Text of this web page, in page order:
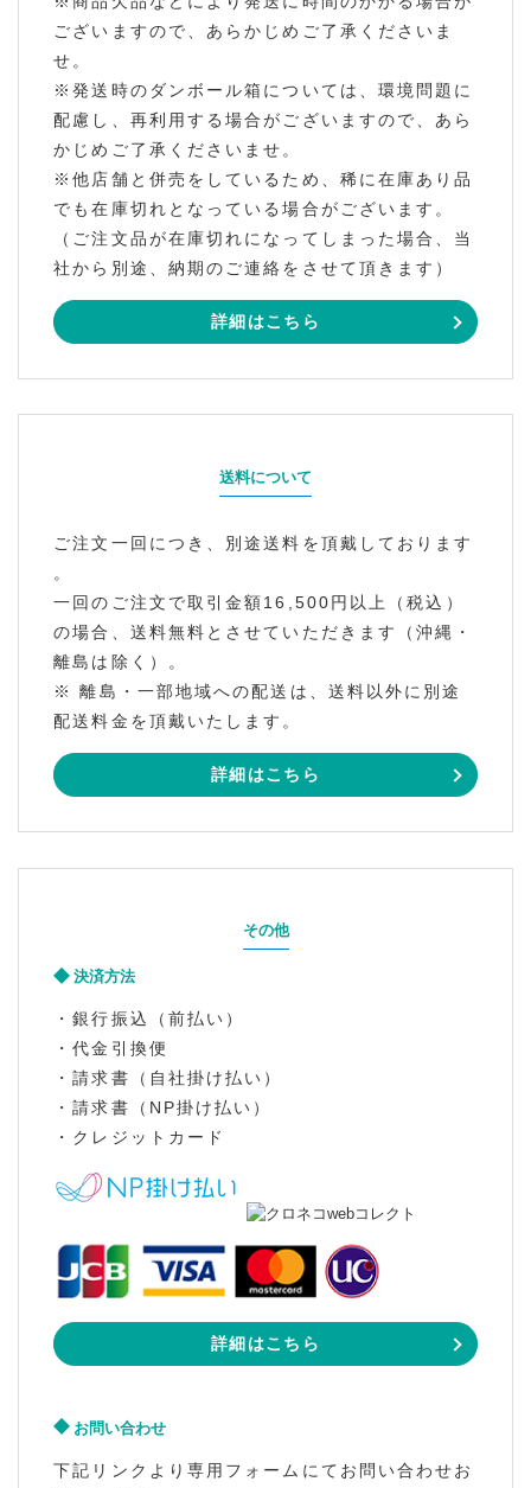
ございますので、あらかじめご了承くださいま
せ。
※発送時のダンボール箱については、環境問題に
配慮し、再利用する場合がございますので、あら
かじめご了承くださいませ。
※他店舗と併売をしているため、稀に在庫あり品
でも在庫切れとなっている場合がございます。
（ご注文品が在庫切れになってしまった場合、当
社から別途、納期のご連絡をさせて頂きます）
詳細はこちら
送料について
ご注文一回につき、別途送料を頂戴しております
。
一回のご注文で取引金額16,500円以上（税込）
の場合、送料無料とさせていただきます（沖縄・
離島は除く）。
※ 離島・一部地域への配送は、送料以外に別途
配送料金を頂戴いたします。
詳細はこちら
その他
決済方法
・銀行振込（前払い）
・代金引換便
・請求書（自社掛け払い）
・請求書（NP掛け払い）
・クレジットカード
詳細はこちら
お問い合わせ
下記リンクより専用フォームにてお問い合わせお